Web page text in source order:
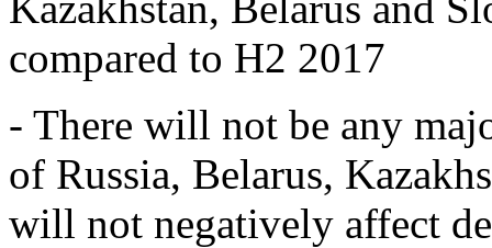
compared to H2 2017
- There will not be any
of Russia, Belarus,
will not negatively affect